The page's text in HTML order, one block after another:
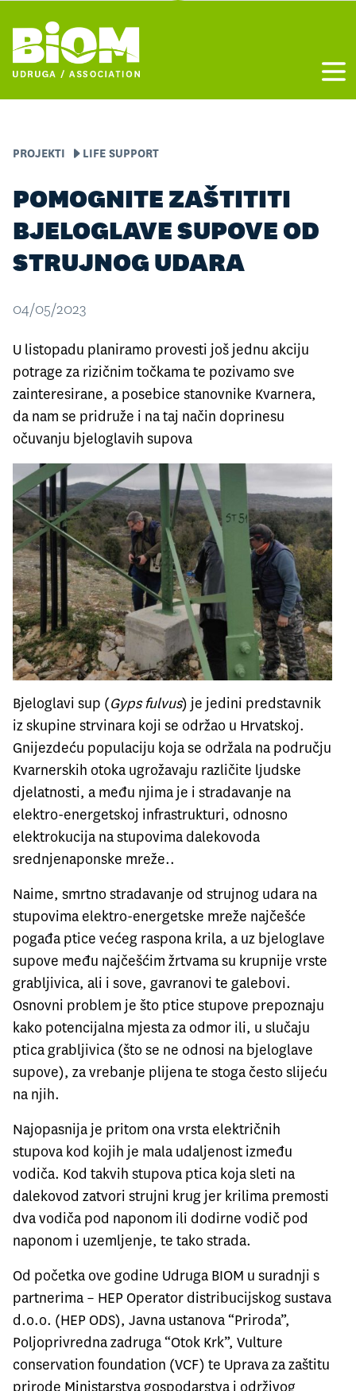
PROJEKTI LIFE SUPPORT
POMOGNITE ZAŠTITITI
BJELOGLAVE SUPOVE OD
STRUJNOG UDARA
04/05/2023
U listopadu planiramo provesti još jednu akciju
potrage za rizičnim točkama te pozivamo sve
zainteresirane, a posebice stanovnike Kvarnera,
da nam se pridruže i na taj način doprinesu
očuvanju bjeloglavih supova
Bjeloglavi sup (Gyps fulvus) je jedini predstavnik
iz skupine strvinara koji se održao u Hrvatskoj.
Gnijezdeću populaciju koja se održala na području
Kvarnerskih otoka ugrožavaju različite ljudske
djelatnosti, a među njima je i stradavanje na
elektro-energetskoj infrastrukturi, odnosno
elektrokucija na stupovima dalekovoda
srednjenaponske mreže..
Naime, smrtno stradavanje od strujnog udara na
stupovima elektro-energetske mreže najčešće
pogađa ptice većeg raspona krila, a uz bjeloglave
supove među najčešćim žrtvama su krupnije vrste
grabljivica, ali i sove, gavranovi te galebovi.
Osnovni problem je što ptice stupove prepoznaju
kako potencijalna mjesta za odmor ili, u slučaju
ptica grabljivica (što se ne odnosi na bjeloglave
supove), za vrebanje plijena te stoga često slijeću
na njih.
Najopasnija je pritom ona vrsta električnih
stupova kod kojih je mala udaljenost između
vodiča. Kod takvih stupova ptica koja sleti na
dalekovod zatvori strujni krug jer krilima premosti
dva vodiča pod naponom ili dodirne vodič pod
naponom i uzemljenje, te tako strada.
Od početka ove godine Udruga BIOM u suradnji s
partnerima – HEP Operator distribucijskog sustava
d.o.o. (HEP ODS), Javna ustanova “Priroda”,
Poljoprivredna zadruga “Otok Krk”, Vulture
conservation foundation (VCF) te Uprava za zaštitu